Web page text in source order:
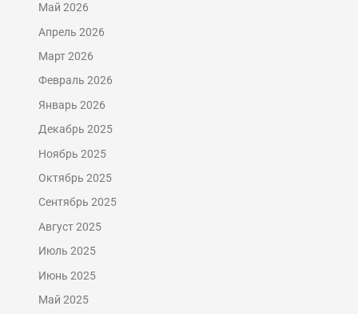
Май 2026
Апрель 2026
Март 2026
Февраль 2026
Январь 2026
Декабрь 2025
Ноябрь 2025
Октябрь 2025
Сентябрь 2025
Август 2025
Июль 2025
Июнь 2025
Май 2025